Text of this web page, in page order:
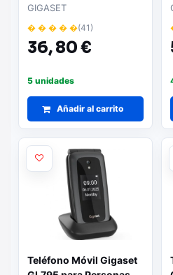
Mayores/ Negro
GIGASET
� � � � �(41)
36,80 €
5 unidades
Añadir al carrito
Teléfono Móvil Gigaset